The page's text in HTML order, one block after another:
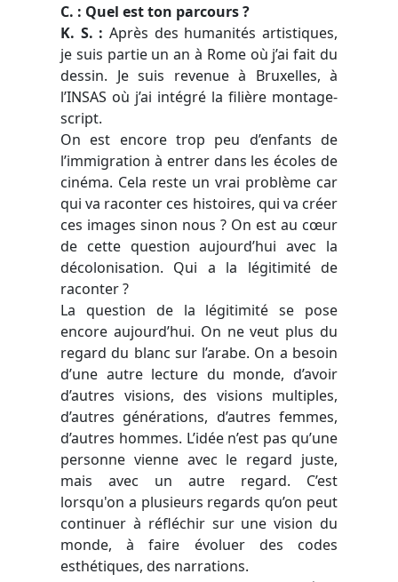
C. : Quel est ton parcours ?
K. S. : Après des humanités artistiques,
je suis partie un an à Rome où j’ai fait du
dessin. Je suis revenue à Bruxelles, à
l’INSAS où j’ai intégré la filière montage-
script.
On est encore trop peu d’enfants de
l’immigration à entrer dans les écoles de
cinéma. Cela reste un vrai problème car
qui va raconter ces histoires, qui va créer
ces images sinon nous ? On est au cœur
de cette question aujourd’hui avec la
décolonisation. Qui a la légitimité de
raconter ?
La question de la légitimité se pose
encore aujourd’hui. On ne veut plus du
regard du blanc sur l’arabe. On a besoin
d’une autre lecture du monde, d’avoir
d’autres visions, des visions multiples,
d’autres générations, d’autres femmes,
d’autres hommes. L’idée n’est pas qu’une
personne vienne avec le regard juste,
mais avec un autre regard. C’est
lorsqu'on a plusieurs regards qu’on peut
continuer à réfléchir sur une vision du
monde, à faire évoluer des codes
esthétiques, des narrations.